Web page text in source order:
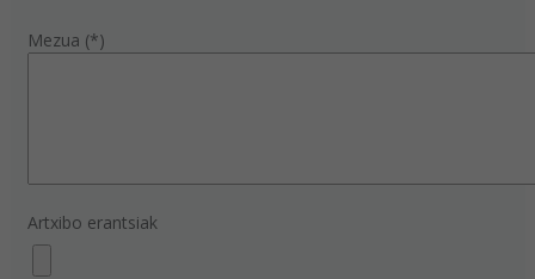
Mezua (*)
Artxibo erantsiak